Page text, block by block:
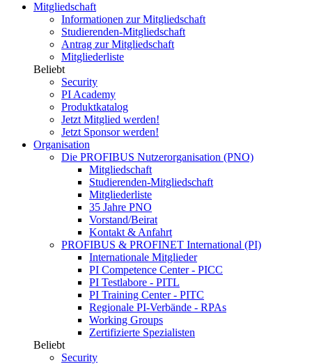
Mitgliedschaft
Informationen zur Mitgliedschaft
Studierenden-Mitgliedschaft
Antrag zur Mitgliedschaft
Mitgliederliste
Beliebt
Security
PI Academy
Produktkatalog
Jetzt Mitglied werden!
Jetzt Sponsor werden!
Organisation
Die PROFIBUS Nutzerorganisation (PNO)
Mitgliedschaft
Studierenden-Mitgliedschaft
Mitgliederliste
35 Jahre PNO
Vorstand/Beirat
Kontakt & Anfahrt
PROFIBUS & PROFINET International (PI)
Internationale Mitglieder
PI Competence Center - PICC
PI Testlabore - PITL
PI Training Center - PITC
Regionale PI-Verbände - RPAs
Working Groups
Zertifizierte Spezialisten
Beliebt
Security